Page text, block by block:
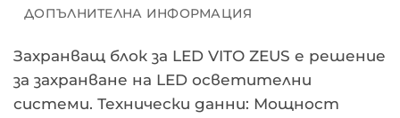
ДОПЪЛНИТЕЛНА ИНФОРМАЦИЯ
Захранващ блок за LED VITO ZEUS е решение
за захранване на LED осветителни
системи. Технически данни: Мощност